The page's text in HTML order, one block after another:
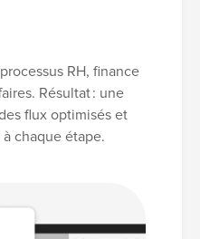
RH, finance
Résultat : une
flux optimisés et
chaque étape.